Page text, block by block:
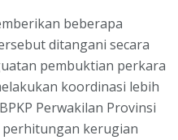
beberapa
ditangani secara
pembuktian perkara
koordinasi lebih
Perwakilan Provinsi
kerugian